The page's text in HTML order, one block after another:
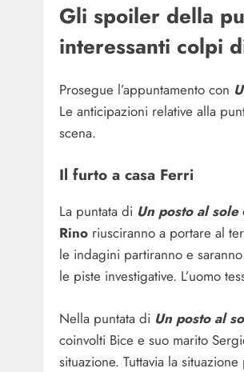
Gli spoiler della
interessanti colpi
Prosegue l’appuntamento con
Le anticipazioni relative alla
scena.
Il furto a casa Ferri
La puntata di Un posto al sole
Rino riusciranno a portare al
le indagini partiranno e
le piste investigative. L’uomo
Nella puntata di Un posto al
coinvolti Bice e suo marito
situazione. Tuttavia la